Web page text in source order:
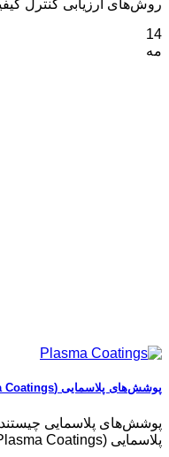
روش‌های ارزیابی کنترل
14
مه
پوشش‌های پلاسمایی (Plasma Coatings)
پوشش‌های پلاسمایی
پلاسمایی (Plasma Coatings) چیستند؟ کاربرد، انواع و مزایا [...]